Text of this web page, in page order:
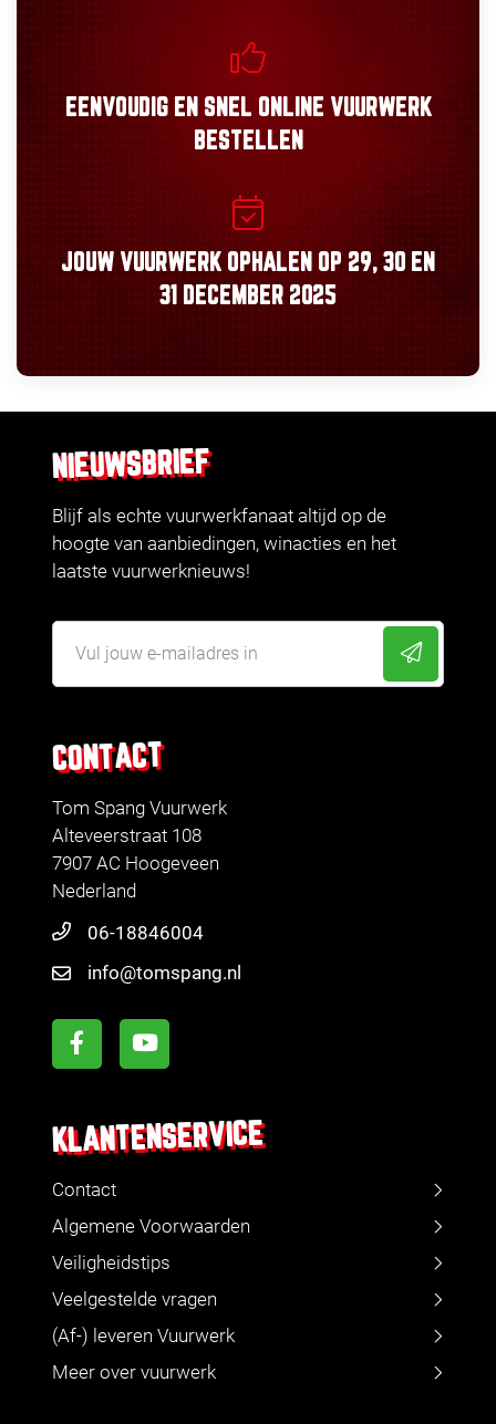
EENVOUDIGEN SNEL ONLINE VUURWERK
BESTELLEN
JOUW VUURWERK OPHALEN OP 29, 30 EN
31 DECEMBER 2025
CONTACT
Tom Spang Vuurwerk
Alteveerstraat 108
7907 AC Hoogeveen
Nederland
06-18846004
info@tomspang.nl
KLANTENSERVICE
Contact
Algemene Voorwaarden
Veiligheidstips
Veelgestelde vragen
(Af-) leveren Vuurwerk
Meer over vuurwerk
NIEUWSBRIEF
Blijf als echte vuurwerkfanaat altijd op de
hoogte van aanbiedingen, winacties en het
laatste vuurwerknieuws!